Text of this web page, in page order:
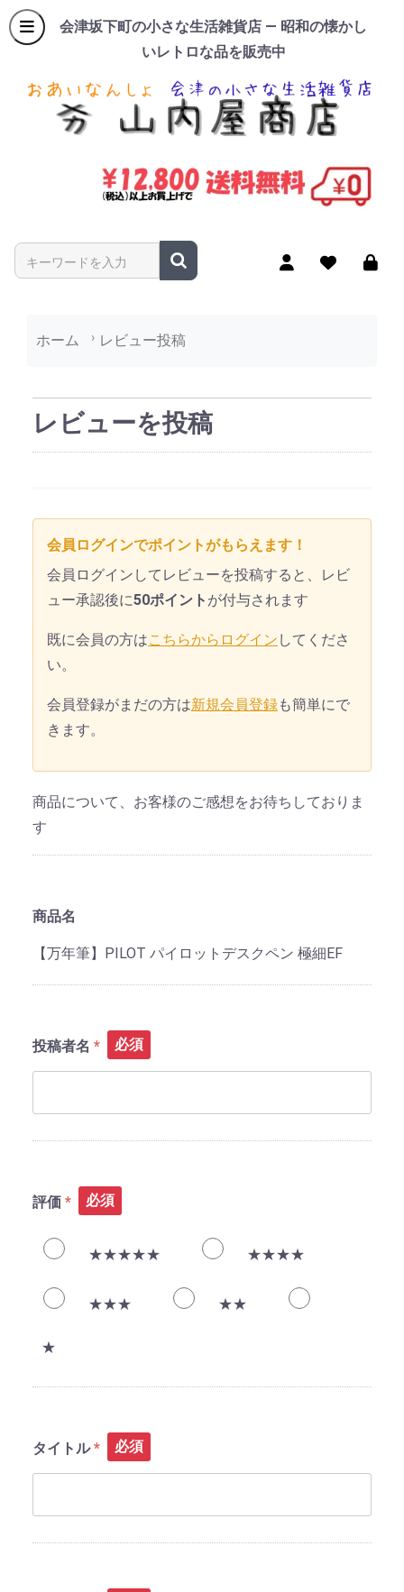
会津坂下町の小さな生活雑貨店 — 昭和の懐かし
いレトロな品を販売中
商品名やキーワードを入力
ホーム レビュー投稿
レビューを投稿
会員ログインでポイントがもらえます！
会員ログインしてレビューを投稿すると、レビ
ュー承認後に50ポイント が付与されます
既に会員の方はこちらからログイン してくださ
い。
会員登録がまだの方は新規会員登録も簡単にで
きます。
商品について、お客様のご感想をお待ちしておりま
す
商品名
【万年筆】PILOT パイロットデスクペン 極細EF
投稿者名 必須
評価 必須
★★★★★ ★★★★
★★★ ★★
★
タイトル 必須